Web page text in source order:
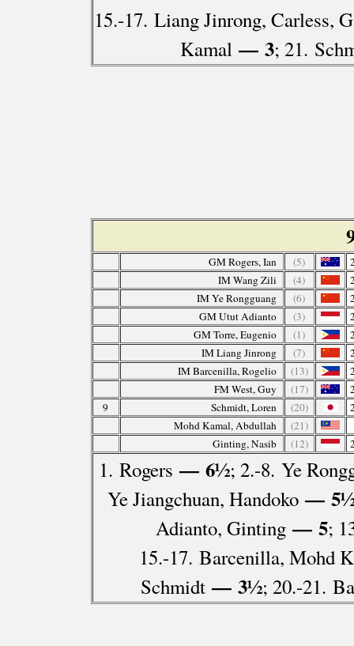
15.-17. Liang Jinrong, Carless,
Kamal— 3; 21.
GM Rogers, Ian (5)
IM Wang Zili
(4)
IM Ye Rongguang
(6)
GM Utut Adianto
(3)
GM Torre, Eugenio
(1)
IM Liang Jinrong
(7)
IM Barcenilla, Rogelio
(13)
FM West, Guy
(17)
9
Schmidt, Loren (20)
Mohd Kamal, Abdullah
(21)
Ginting, Nasib
(12)
1. Rogers — 6½; 2.-8. Ye
Ye Jiangchuan, Handoko—
Adianto, Ginting— 5;
15.-17. Barcenilla, Mohd
Schmidt— 3½; 20.-21.